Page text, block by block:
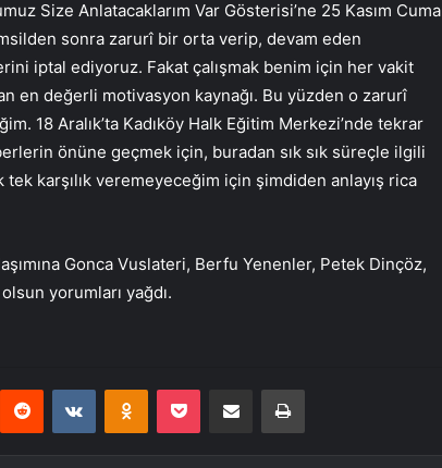
Size Anlatacaklarım Var Gösterisi’ne 25 Kasım Cuma
sonra zarurî bir orta verip, devam eden
iptal ediyoruz. Fakat çalışmak benim için her vakit
en değerli motivasyon kaynağı. Bu yüzden o zarurî
18 Aralık’ta Kadıköy Halk Eğitim Merkezi’nde tekrar
önüne geçmek için, buradan sık sık süreçle ilgili
karşılık veremeyeceğim için şimdiden anlayış rica
Gonca Vuslateri, Berfu Yenenler, Petek Dinçöz,
yorumları yağdı.
Reddit VKontakteOdnoklassniki
Pocket E-Posta ile paylaş Yazdır